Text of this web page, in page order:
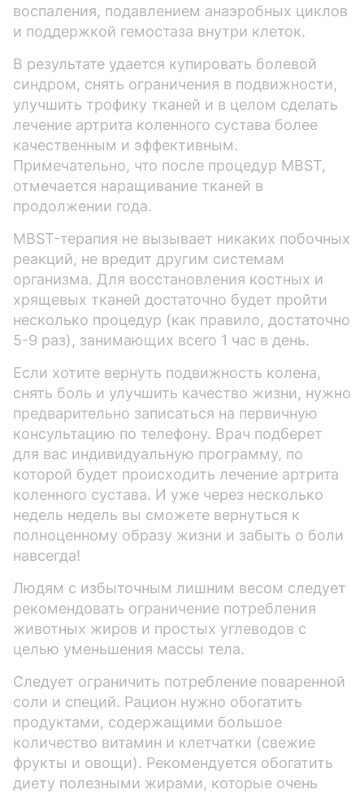
воспаления, подавлением анаэробных циклов
и поддержкой гемостаза внутри клеток.
В результате удается купировать болевой
синдром, снять ограничения в подвижности,
улучшить трофику тканей и в целом сделать
лечение артрита коленного сустава более
качественным и эффективным.
Примечательно, что после процедур MBST,
отмечается наращивание тканей в
продолжении года.
MBST-терапия не вызывает никаких побочных
реакций, не вредит другим системам
организма. Для восстановления костных и
хрящевых тканей достаточно будет пройти
несколько процедур (как правило, достаточно
5-9 раз), занимающих всего 1 час в день.
Если хотите вернуть подвижность колена,
снять боль и улучшить качество жизни, нужно
предварительно записаться на первичную
консультацию по телефону. Врач подберет
для вас индивидуальную программу, по
которой будет происходить лечение артрита
коленного сустава. И уже через несколько
недель недель вы сможете вернуться к
полноценному образу жизни и забыть о боли
навсегда!
Людям с избыточным лишним весом следует
рекомендовать ограничение потребления
животных жиров и простых углеводов с
целью уменьшения массы тела.
Cледует ограничить потребление поваренной
соли и специй. Рацион нужно обогатить
продуктами, содержащими большое
количество витамин и клетчатки (свежие
фрукты и овощи). Рекомендуется обогатить
диету полезными жирами, которые очень